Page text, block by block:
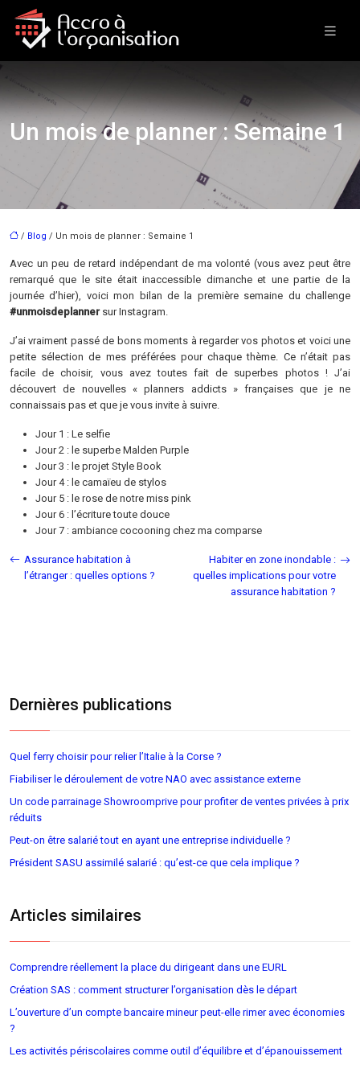
Un mois de planner : Semaine 1
/ Blog / Un mois de planner : Semaine 1
Avec un peu de retard indépendant de ma volonté (vous avez peut être
remarqué que le site était inaccessible dimanche et une partie de la
journée d’hier), voici mon bilan de la première semaine du challenge
#unmoisdeplannersur Instagram.
J’ai vraiment passé de bons moments à regarder vos photos et voici une
petite sélection de mes préférées pour chaque thème. Ce n’était pas
facile de choisir, vous avez toutes fait de superbes photos ! J’ai
découvert de nouvelles « planners addicts » françaises que je ne
connaissais pas et que je vous invite à suivre.
Jour 1 : Le selfie
Jour 2 : le superbe Malden Purple
Jour 3 : le projet Style Book
Jour 4 : le camaïeu de stylos
Jour 5 : le rose de notre miss pink
Jour 6 : l’écriture toute douce
Jour 7 : ambiance cocooning chez ma comparse
Assurance habitation à
l’étranger : quelles options ?
Habiter en zone inondable :
quelles implications pour votre
assurance habitation ?
Dernières publications
Quel ferry choisir pour relier l’Italie à la Corse ?
Fiabiliser le déroulement de votre NAO avec assistance externe
Un code parrainage Showroomprive pour profiter de ventes privées à prix
réduits
Peut-on être salarié tout en ayant une entreprise individuelle ?
Président SASU assimilé salarié : qu’est-ce que cela implique ?
Articles similaires
Comprendre réellement la place du dirigeant dans une EURL
Création SAS : comment structurer l’organisation dès le départ
L’ouverture d’un compte bancaire mineur peut-elle rimer avec économies
?
Les activités périscolaires comme outil d’équilibre et d’épanouissement